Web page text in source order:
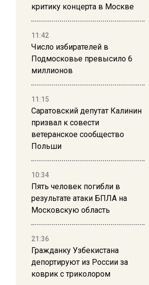
критику концерта в Москве
11:42
Число избирателей в
Подмосковье превысило 6
миллионов
11:15
Саратовский депутат Калинин
призвал к совести
ветеранское сообщество
Польши
10:34
Пять человек погибли в
результате атаки БПЛА на
Московскую область
21:36
Гражданку Узбекистана
депортируют из России за
коврик с триколором